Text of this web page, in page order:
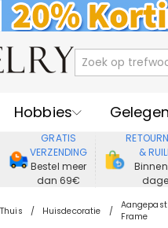
Hobbies
Recipienten
Nieuwe
Juwelen
GRATIS
VERZENDING
Bestel meer
dan 69€
&
Thuis Huisdecoratie
Aangepast
Frame